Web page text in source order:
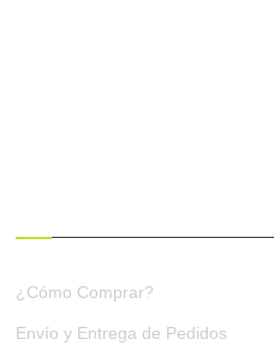
¿Cómo Comprar?
Envío y Entrega de Pedidos